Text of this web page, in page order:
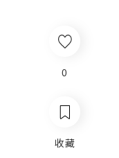
0
收藏